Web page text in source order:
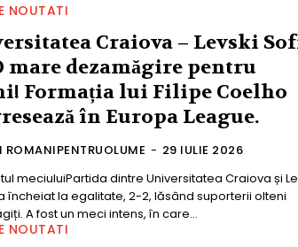
NOUTATI
Craiova – Levski
mare dezamăgire pentru
Formația lui Filipe Coelho
în Europa League.
ROMANIPENTRUOLUME - 29 IULIE 2026
meciuluiPartida dintre Universitatea Craiova și
încheiat la egalitate, 2-2, lăsând suporterii olteni
A fost un meci intens, în care...
NOUTATI